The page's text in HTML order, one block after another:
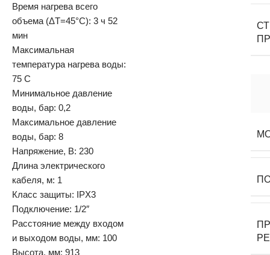
Время нагрева всего
объема (ΔT=45°С): 3 ч 52
мин
Максимальная
температура нагрева воды:
75 С
Минимальное давление
воды, бар: 0,2
Максимальное давление
воды, бар: 8
Напряжение, В: 230
Длина электрического
кабеля, м: 1
Класс защиты: IPX3
Подключение: 1/2″
Расстояние между входом
и выходом воды, мм: 100
Высота, мм: 913